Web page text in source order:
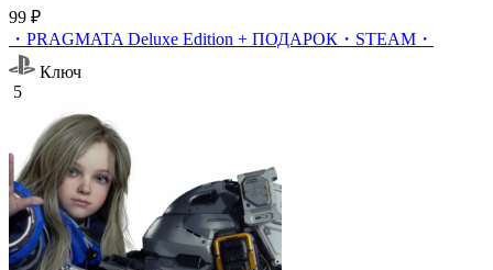
99 ₽
・PRAGMATA Deluxe Edition + ПОДАРОК・STEAM・
Ключ
5